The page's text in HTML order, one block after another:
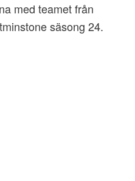
med teamet från
säsong 24.